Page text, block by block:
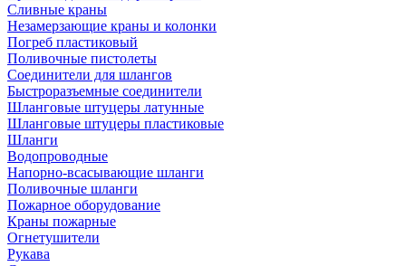
Сливные краны
Незамерзающие краны и колонки
Погреб пластиковый
Поливочные пистолеты
Соединители для шлангов
Быстроразъемные соединители
Шланговые штуцеры латунные
Шланговые штуцеры пластиковые
Шланги
Водопроводные
Напорно-всасывающие шланги
Поливочные шланги
Пожарное оборудование
Краны пожарные
Огнетушители
Рукава